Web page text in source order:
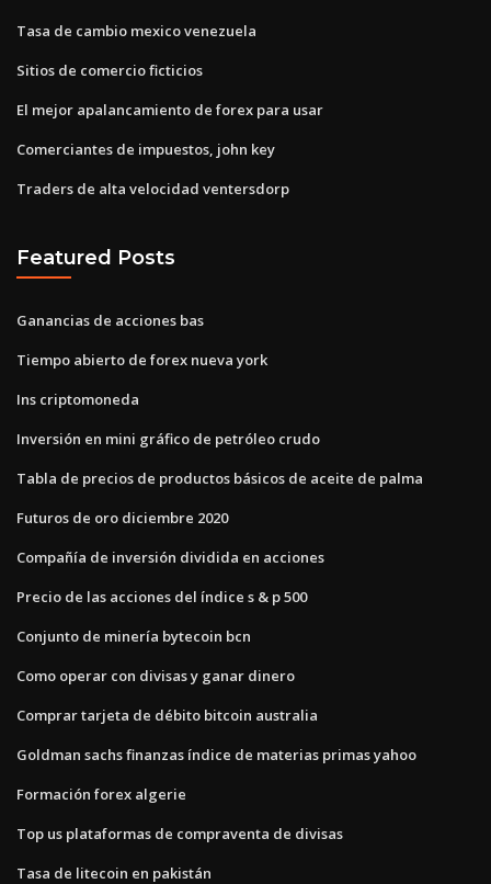
Tasa de cambio mexico venezuela
Sitios de comercio ficticios
El mejor apalancamiento de forex para usar
Comerciantes de impuestos, john key
Traders de alta velocidad ventersdorp
Featured Posts
Ganancias de acciones bas
Tiempo abierto de forex nueva york
Ins criptomoneda
Inversión en mini gráfico de petróleo crudo
Tabla de precios de productos básicos de aceite de palma
Futuros de oro diciembre 2020
Compañía de inversión dividida en acciones
Precio de las acciones del índice s & p 500
Conjunto de minería bytecoin bcn
Como operar con divisas y ganar dinero
Comprar tarjeta de débito bitcoin australia
Goldman sachs finanzas índice de materias primas yahoo
Formación forex algerie
Top us plataformas de compraventa de divisas
Tasa de litecoin en pakistán